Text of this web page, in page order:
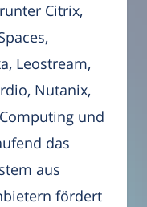
Citrix,
Leostream,
Nutanix,
und
das
aus
fördert